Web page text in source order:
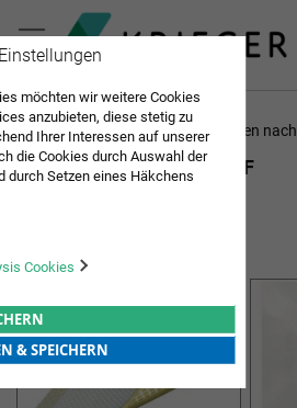
Sortieren nach
SPRECHSTUNDENBEDARF
möchten wir weitere Cookies
anzubieten, diese stetig zu
Ihrer Interessen auf unserer
die Cookies durch Auswahl der
durch Setzen eines Häkchens
in unserer
Cookies
& SPEICHERN